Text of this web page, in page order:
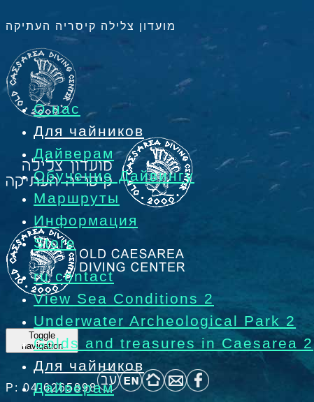
מועדון צלילה קיסריה העתיקה
Toggle
navigation
P: 04-6265898
О нас
Для чайников
Дайверам
Обучение Дайвингу
Маршруты
Информация
Store
ru contact
View Sea Conditions 2
Underwater Archeological Park 2
Golds and treasures in Caesarea 2
Для чайников
Дайверам